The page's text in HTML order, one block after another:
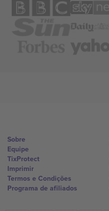
Sobre
Equipe
TixProtect
Imprimir
Termos e Condições
Programa de afiliados